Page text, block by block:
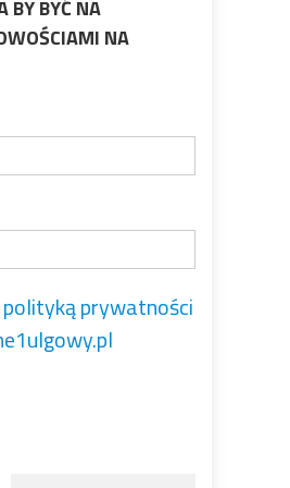
BY BYĆ NA
NA
polityką prywatności